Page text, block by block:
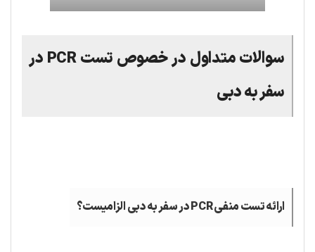
سوالات متداول در خصوص تست PCR در
سفر به دبی
ارائه تست منفیPCRدر سفر به دبی الزامیست؟